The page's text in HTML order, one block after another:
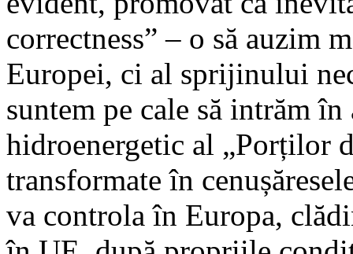
correctness” – o să auzim
Europei, ci al sprijinului
suntem pe cale să intrăm
hidroenergetic al „Porților
transformate în
va controla în Europa,